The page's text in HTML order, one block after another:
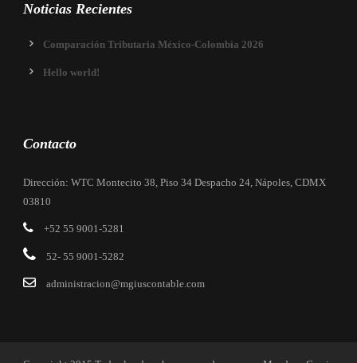
Noticias Recientes
Comparación Tributaria México-Colombia 2026
Hello world!
Contacto
Dirección: WTC Montecito 38, Piso 34 Despacho 24, Nápoles, CDMX
03810
+52 55 9001-5281
52- 55 9001-5282
administracion@mgiuscontable.com